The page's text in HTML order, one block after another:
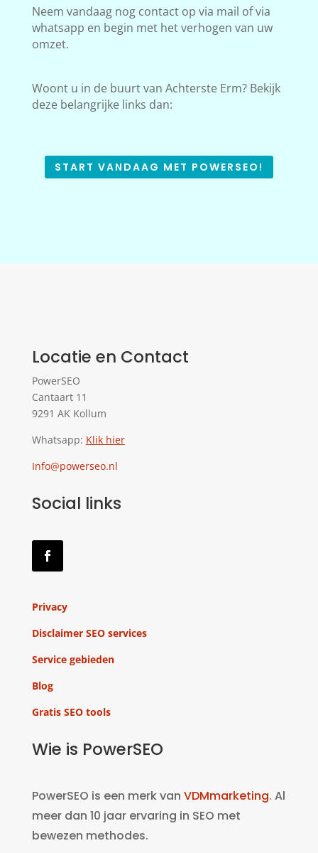
Neem vandaag nog contact op via mail of via
whatsapp en begin met het verhogen van uw
omzet.
Woont u in de buurt van Achterste Erm? Bekijk
deze belangrijke links dan:
START VANDAAG MET POWERSEO!
Locatie en Contact
PowerSEO
Cantaart 11
9291 AK Kollum
Whatsapp: Klik hier
Info@powerseo.nl
Social links
Privacy
Disclaimer SEO services
Service gebieden
Blog
Gratis SEO tools
Wie is PowerSEO
PowerSEO is een merk van VDMmarketing. Al
meer dan 10 jaar ervaring in SEO met
bewezen methodes.